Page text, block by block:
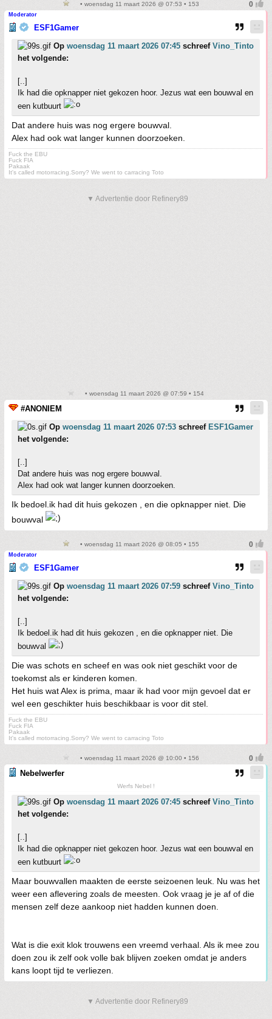
• woensdag 11 maart 2026 @ 07:53 • 153
Moderator
ESF1Gamer
Op woensdag 11 maart 2026 07:45 schreef Vino_Tinto
het volgende:
[..]
Ik had die opknapper niet gekozen hoor. Jezus wat een bouwval en
een kutbuurt
Dat andere huis was nog ergere bouwval.
Alex had ook wat langer kunnen doorzoeken.
Fuck the EBU
Fuck FIA
Pakaak
It's called motorracing.Sorry? We went to carracing Toto
▼ Advertentie door Refinery89
• woensdag 11 maart 2026 @ 07:59 • 154
#ANONIEM
Op woensdag 11 maart 2026 07:53 schreef ESF1Gamer
het volgende:
[..]
Dat andere huis was nog ergere bouwval.
Alex had ook wat langer kunnen doorzoeken.
Ik bedoel.ik had dit huis gekozen , en die opknapper niet. Die
bouwval
• woensdag 11 maart 2026 @ 08:05 • 155
Moderator
ESF1Gamer
Op woensdag 11 maart 2026 07:59 schreef Vino_Tinto
het volgende:
[..]
Ik bedoel.ik had dit huis gekozen , en die opknapper niet. Die
bouwval
Die was schots en scheef en was ook niet geschikt voor de
toekomst als er kinderen komen.
Het huis wat Alex is prima, maar ik had voor mijn gevoel dat er
wel een geschikter huis beschikbaar is voor dit stel.
Fuck the EBU
Fuck FIA
Pakaak
It's called motorracing.Sorry? We went to carracing Toto
• woensdag 11 maart 2026 @ 10:00 • 156
Nebelwerfer
Werfs Nebel !
Op woensdag 11 maart 2026 07:45 schreef Vino_Tinto
het volgende:
[..]
Ik had die opknapper niet gekozen hoor. Jezus wat een bouwval en
een kutbuurt
Maar bouwvallen maakten de eerste seizoenen leuk. Nu was het
weer een aflevering zoals de meesten. Ook vraag je je af of die
mensen zelf deze aankoop niet hadden kunnen doen.
Wat is die exit klok trouwens een vreemd verhaal. Als ik mee zou
doen zou ik zelf ook volle bak blijven zoeken omdat je anders
kans loopt tijd te verliezen.
▼ Advertentie door Refinery89